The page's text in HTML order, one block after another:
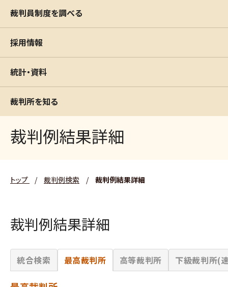
裁判員制度を調べる
採用情報
統計・資料
裁判所を知る
裁判例結果詳細
トップ / 裁判例検索 / 裁判例結果詳細
裁判例結果詳細
統合検索 最高裁判所 高等裁判所 下級裁判所(